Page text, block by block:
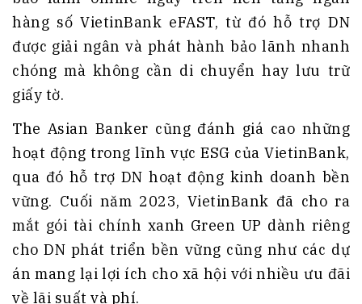
hàng số VietinBank eFAST, từ đó hỗ trợ DN
được giải ngân và phát hành bảo lãnh nhanh
chóng mà không cần di chuyển hay lưu trữ
giấy tờ.
The Asian Banker cũng đánh giá cao những
hoạt động trong lĩnh vực ESG của VietinBank,
qua đó hỗ trợ DN hoạt động kinh doanh bền
vững. Cuối năm 2023, VietinBank đã cho ra
mắt gói tài chính xanh Green UP dành riêng
cho DN phát triển bền vững cũng như các dự
án mang lại lợi ích cho xã hội với nhiều ưu đãi
về lãi suất và phí.